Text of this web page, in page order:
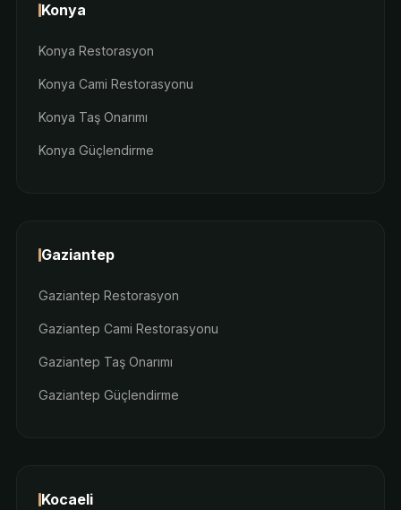
Konya
Konya Restorasyon
Konya Cami Restorasyonu
Konya Taş Onarımı
Konya Güçlendirme
Gaziantep
Gaziantep Restorasyon
Gaziantep Cami Restorasyonu
Gaziantep Taş Onarımı
Gaziantep Güçlendirme
Kocaeli